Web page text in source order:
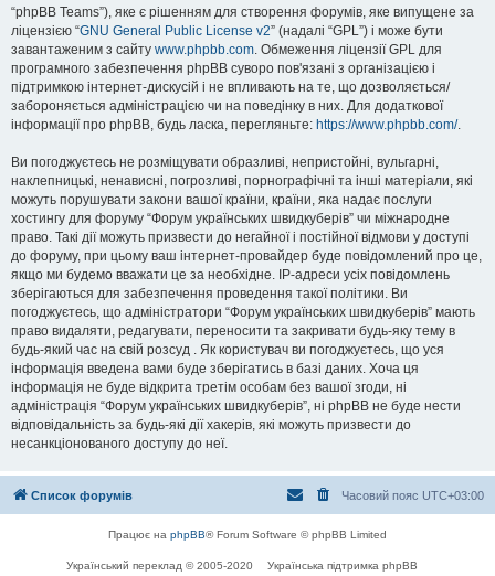
“phpBB Teams”), яке є рішенням для створення форумів, яке випущене за
ліцензією “GNU General Public License v2” (надалі “GPL”) і може бути
завантаженим з сайту www.phpbb.com. Обмеження ліцензії GPL для
програмного забезпечення phpBB суворо пов'язані з організацією і
підтримкою інтернет-дискусій і не впливають на те, що дозволяється/
забороняється адміністрацією чи на поведінку в них. Для додаткової
інформації про phpBB, будь ласка, перегляньте: https://www.phpbb.com/.
Ви погоджуєтесь не розміщувати образливі, непристойні, вульгарні,
наклепницькі, ненависні, погрозливі, порнографічні та інші матеріали, які
можуть порушувати закони вашої країни, країни, яка надає послуги
хостингу для форуму “Форум українських швидкуберів” чи міжнародне
право. Такі дії можуть призвести до негайної і постійної відмови у доступі
до форуму, при цьому ваш інтернет-провайдер буде повідомлений про це,
якщо ми будемо вважати це за необхідне. IP-адреси усіх повідомлень
зберігаються для забезпечення проведення такої політики. Ви
погоджуєтесь, що адміністратори “Форум українських швидкуберів” мають
право видаляти, редагувати, переносити та закривати будь-яку тему в
будь-який час на свій розсуд . Як користувач ви погоджуєтесь, що уся
інформація введена вами буде зберігатись в базі даних. Хоча ця
інформація не буде відкрита третім особам без вашої згоди, ні
адміністрація “Форум українських швидкуберів”, ні phpBB не буде нести
відповідальність за будь-які дії хакерів, які можуть призвести до
несанкціонованого доступу до неї.
Список форумів Часовий пояс UTC+03:00
Працює на phpBB® Forum Software © phpBB Limited
Український переклад © 2005-2020 Українська підтримка phpBB